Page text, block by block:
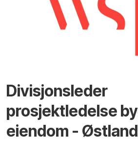
Divisjonsleder
prosjektledelse
eiendom -